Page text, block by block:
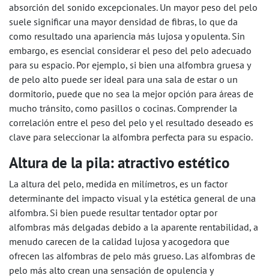
absorción del sonido excepcionales. Un mayor peso del pelo
suele significar una mayor densidad de fibras, lo que da
como resultado una apariencia más lujosa y opulenta. Sin
embargo, es esencial considerar el peso del pelo adecuado
para su espacio. Por ejemplo, si bien una alfombra gruesa y
de pelo alto puede ser ideal para una sala de estar o un
dormitorio, puede que no sea la mejor opción para áreas de
mucho tránsito, como pasillos o cocinas. Comprender la
correlación entre el peso del pelo y el resultado deseado es
clave para seleccionar la alfombra perfecta para su espacio.
Altura de la pila: atractivo estético
La altura del pelo, medida en milímetros, es un factor
determinante del impacto visual y la estética general de una
alfombra. Si bien puede resultar tentador optar por
alfombras más delgadas debido a la aparente rentabilidad, a
menudo carecen de la calidad lujosa y acogedora que
ofrecen las alfombras de pelo más grueso. Las alfombras de
pelo más alto crean una sensación de opulencia y